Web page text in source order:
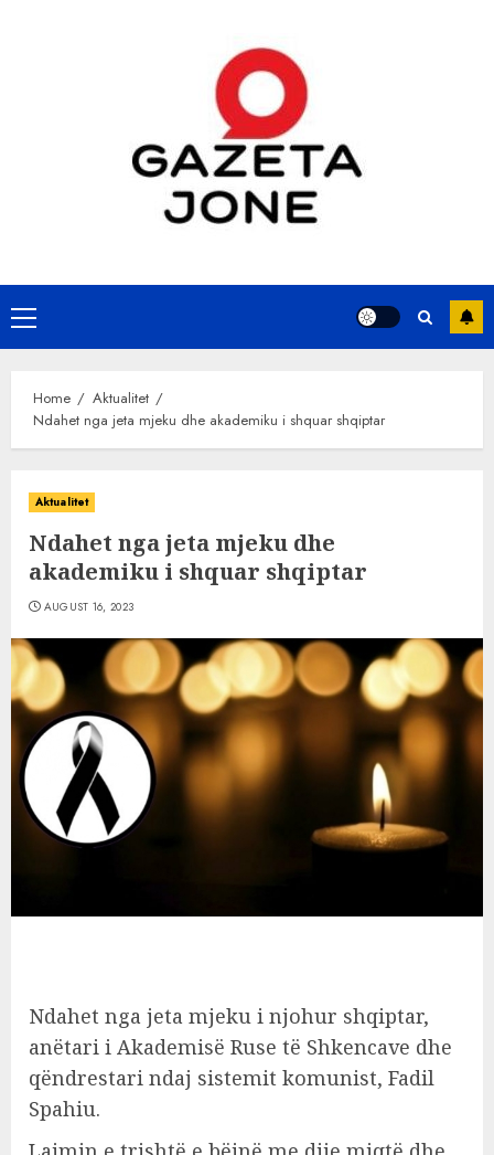
Primary
Menu
Home
Aktualitet
Ndahet nga jeta mjeku dhe akademiku i shquar shqiptar
Aktualitet
Ndahet nga jeta mjeku dhe
akademiku i shquar shqiptar
AUGUST 16, 2023
Ndahet nga jeta mjeku i njohur shqiptar,
anëtari i Akademisë Ruse të Shkencave dhe
qëndrestari ndaj sistemit komunist, Fadil
Spahiu.